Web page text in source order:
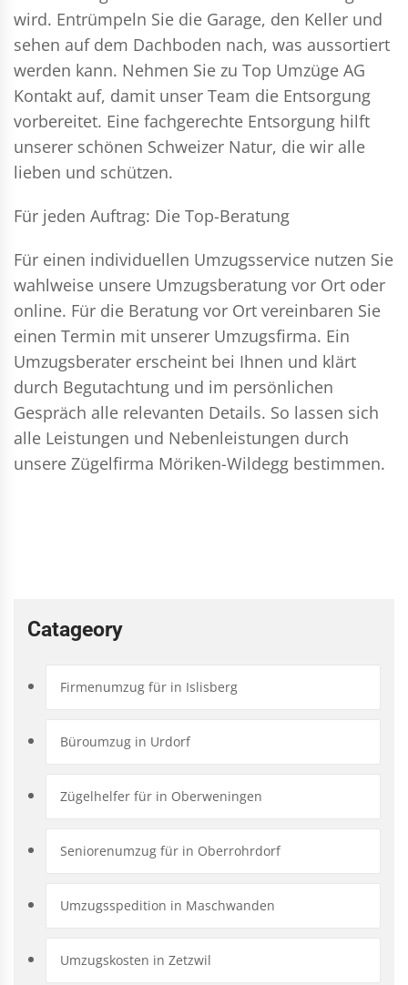
wird. Entrümpeln Sie die Garage, den Keller und
sehen auf dem Dachboden nach, was aussortiert
werden kann. Nehmen Sie zu Top Umzüge AG
Kontakt auf, damit unser Team die Entsorgung
vorbereitet. Eine fachgerechte Entsorgung hilft
unserer schönen Schweizer Natur, die wir alle
lieben und schützen.
Für jeden Auftrag: Die Top-Beratung
Für einen individuellen Umzugsservice nutzen Sie
wahlweise unsere Umzugsberatung vor Ort oder
online. Für die Beratung vor Ort vereinbaren Sie
einen Termin mit unserer Umzugsfirma. Ein
Umzugsberater erscheint bei Ihnen und klärt
durch Begutachtung und im persönlichen
Gespräch alle relevanten Details. So lassen sich
alle Leistungen und Nebenleistungen durch
unsere Zügelfirma Möriken-Wildegg bestimmen.
Catageory
Firmenumzug für in Islisberg
Büroumzug in Urdorf
Zügelhelfer für in Oberweningen
Seniorenumzug für in Oberrohrdorf
Umzugsspedition in Maschwanden
Umzugskosten in Zetzwil